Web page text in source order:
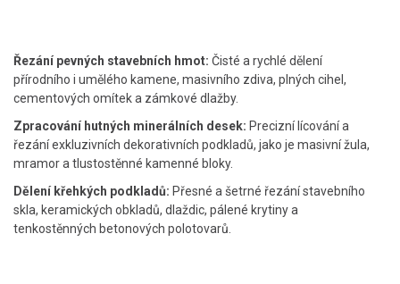
Řezání pevných stavebních hmot: Čisté a rychlé dělení
přírodního i umělého kamene, masivního zdiva, plných cihel,
cementových omítek a zámkové dlažby.
Zpracování hutných minerálních desek: Precizní lícování a
řezání exkluzivních dekorativních podkladů, jako je masivní žula,
mramor a tlustostěnné kamenné bloky.
Dělení křehkých podkladů: Přesné a šetrné řezání stavebního
skla, keramických obkladů, dlaždic, pálené krytiny a
tenkostěnných betonových polotovarů.